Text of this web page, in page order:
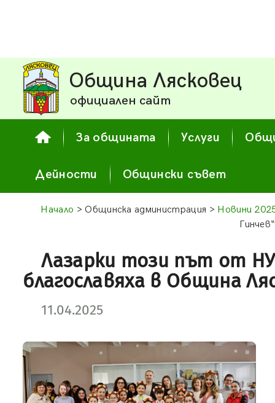
Община Лясковец
официален сайт
За общината Услуги
Дейности Общински съвет
Начало > Общинска администрация > Новини
Лазарки този път от НУ
благославяха в Община
11.04.2025